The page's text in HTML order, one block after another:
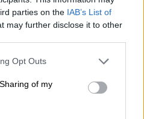
parties on the IAB’s List of
may further disclose it to other
Opt Outs
of my